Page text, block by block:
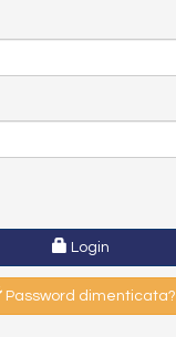
Login
Password dimenticata?